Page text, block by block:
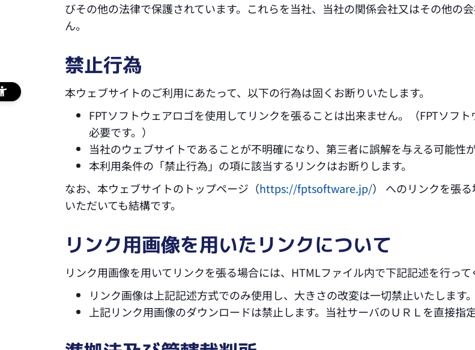
びその他の法律で保護されています。これらを当社、当社の関係会社又はその他の
ん。
禁止行為
本ウェブサイトのご利用にあたって、以下の行為は固くお断りいたします。
FPTソフトウェアロゴを使用してリンクを張ることは出来ません。（FPTソフ
必要です。）
当社のウェブサイトであることが不明確になり、第三者に誤解を与える可能性
本利用条件の「禁止行為」の項に該当するリンクはお断りします。
なお、本ウェブサイトのトップページ（https://fptsoftware.jp/） へのリンクを張
いただいても結構です。
リンク用画像を用いたリンクについて
リンク用画像を用いてリンクを張る場合には、HTMLファイル内で下記記述を行って
リンク画像は上記記述方式でのみ使用し、大きさの改変は一切禁止いたします。
上記リンク用画像のダウンロードは禁止します。当社サーバのＵＲＬを直接指